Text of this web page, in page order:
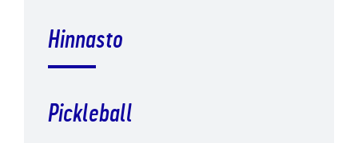
Hinnasto
Pickleball